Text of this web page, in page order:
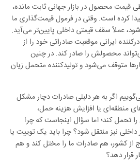
قیمت محصول در بازار جهانی ثابت مانده،
کرده است. وقتی در فرمول قیمت‌گذاری ما
عملاً سقف قیمتی داخلی پایین‌تر می‌آید.
ایرانی موقعیت صادراتی خود را از
محصولش را صادر کند. در چنین
متوقف می‌شود و تولیدکننده متحمل زیان
اگر به هر دلیلی صادرات دچار مشکل
منطقه‌ای یا افزایش هزینه حمل،
را تحمل کند؛ اما سؤال اینجاست که چرا
داخلی نیز منتقل شود؟ چرا باید یک توییت یا
از کشور، هم صادرات ما را مختل کند و هم
قرار دهد؟